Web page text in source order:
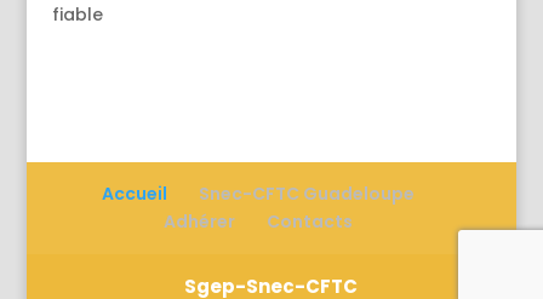
fiable
Accueil
Snec-CFTC Guadeloupe
Adhérer
Contacts
Sgep-Snec-CFTC